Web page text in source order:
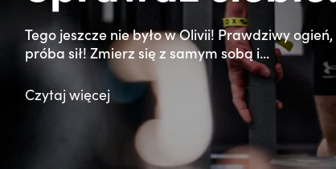
Tego jeszcze nie było w Olivii! Prawdziwy
próba sił! Zmierz się z samym sobą i...
Czytajwięcej